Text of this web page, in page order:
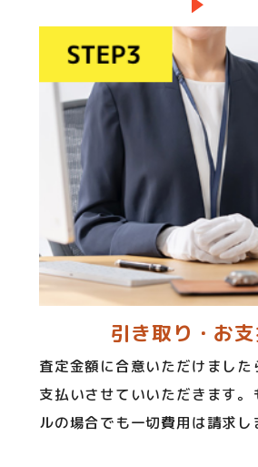
引き取り・お
査定金額に合意いただけました
支払いさせていいただきます。
ルの場合でも一切費用は請求し